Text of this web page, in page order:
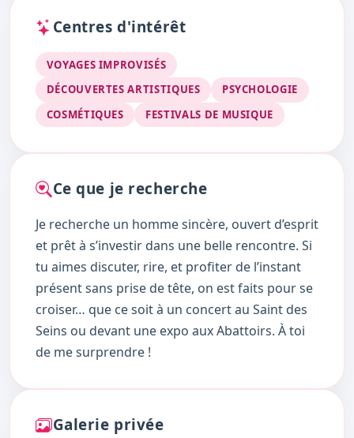
Centres d'intérêt
VOYAGES IMPROVISÉS
DÉCOUVERTES ARTISTIQUES
PSYCHOLOGIE
COSMÉTIQUES
FESTIVALS DE MUSIQUE
Ce que je recherche
Je recherche un homme sincère, ouvert d’esprit
et prêt à s’investir dans une belle rencontre. Si
tu aimes discuter, rire, et profiter de l’instant
présent sans prise de tête, on est faits pour se
croiser… que ce soit à un concert au Saint des
Seins ou devant une expo aux Abattoirs. À toi
de me surprendre !
Galerie privée